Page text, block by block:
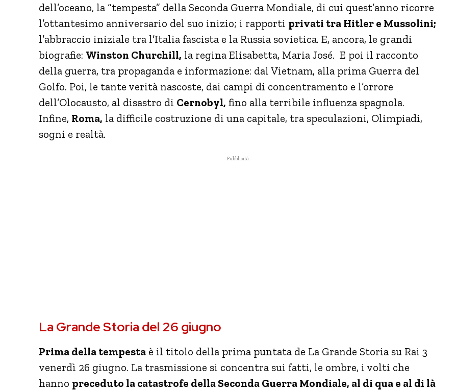
dell’oceano, la “tempesta” della Seconda Guerra Mondiale, di cui quest’anno ricorre
l’ottantesimo anniversario del suo inizio; i rapporti privati tra Hitler e Mussolini;
l’abbraccio iniziale tra l’Italia fascista e la Russia sovietica. E, ancora, le grandi
biografie: Winston Churchill, la regina Elisabetta, Maria José. E poi il racconto
della guerra, tra propaganda e informazione: dal Vietnam, alla prima Guerra del
Golfo. Poi, le tante verità nascoste, dai campi di concentramento e l’orrore
dell’Olocausto, al disastro di Cernobyl, fino alla terribile influenza spagnola.
Infine, Roma, la difficile costruzione di una capitale, tra speculazioni, Olimpiadi,
sogni e realtà.
- Pubblicità -
La Grande Storia del 26 giugno
Prima della tempesta è il titolo della prima puntata de La Grande Storia su Rai 3
venerdì 26 giugno. La trasmissione si concentra sui fatti, le ombre, i volti che
hanno preceduto la catastrofe della Seconda Guerra Mondiale, al di qua e al di là